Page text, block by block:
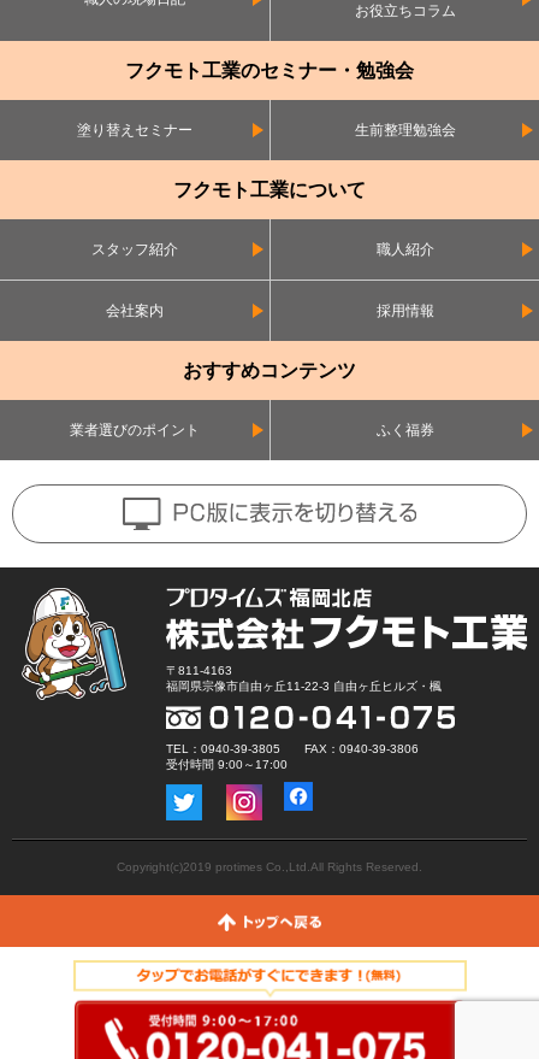
お役立ちコラム
フクモト工業のセミナー・勉強会
塗り替えセミナー 生前整理勉強会
フクモト工業について
スタッフ紹介 職人紹介
会社案内 採用情報
おすすめコンテンツ
業者選びのポイント ふく福券
〒811-4163
福岡県宗像市自由ヶ丘11-22-3 自由ヶ丘ヒルズ・楓
TEL：0940-39-3805 FAX：0940-39-3806
受付時間 9:00～17:00
Copyright(c)2019 protimes Co.,Ltd.All Rights Reserved.